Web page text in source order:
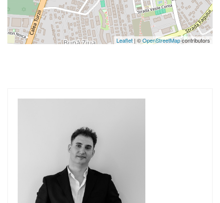
Leaflet | ©OpenStreetMapcontributors